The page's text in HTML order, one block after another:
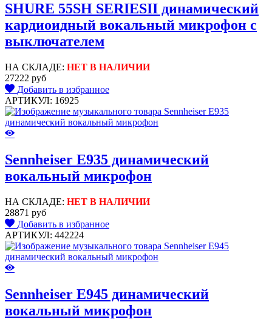
SHURE 55SH SERIESII динамический
кардиоидный вокальный микрофон с
выключателем
НА СКЛАДЕ: НЕТ В НАЛИЧИИ
27222 руб
Добавить в избранное
АРТИКУЛ: 16925
Sennheiser E935 динамический
вокальный микрофон
НА СКЛАДЕ: НЕТ В НАЛИЧИИ
28871 руб
Добавить в избранное
АРТИКУЛ: 442224
Sennheiser E945 динамический
вокальный микрофон